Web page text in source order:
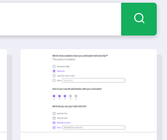
Pagsusuri
ng Empleyado
Template ng 360 Review ng